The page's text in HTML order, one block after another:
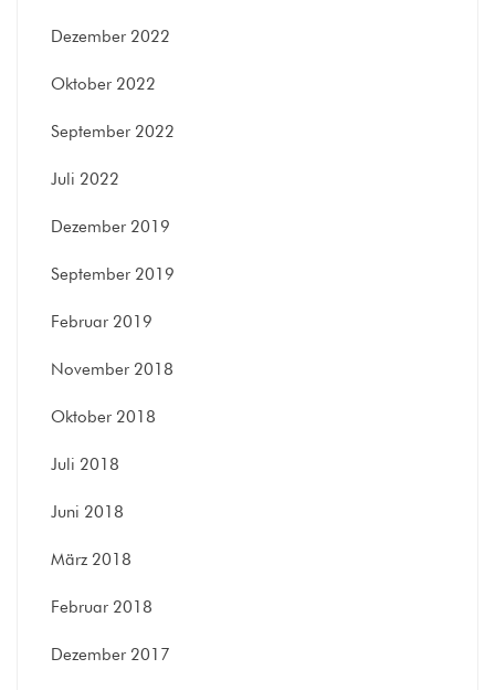
Dezember 2022
Oktober 2022
September 2022
Juli 2022
Dezember 2019
September 2019
Februar 2019
November 2018
Oktober 2018
Juli 2018
Juni 2018
März 2018
Februar 2018
Dezember 2017